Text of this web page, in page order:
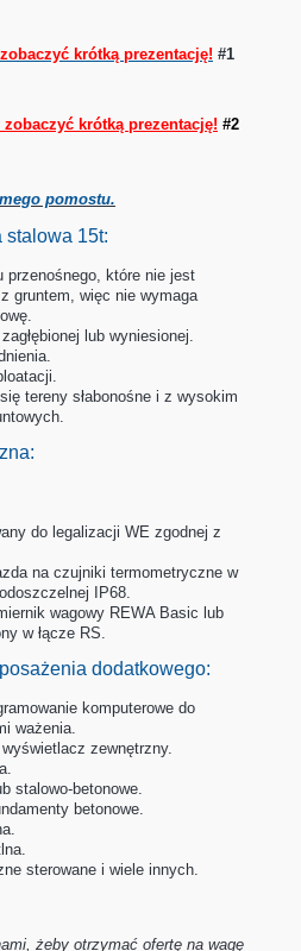
krótką prezentację! #1
krótką prezentację! #2
pomostu.
stalowa 15t:
przenośnego, które nie jest
gruntem, więc nie wymaga
lub wyniesionej.
tereny słabonośne i z wysokim
do legalizacji WE zgodnej z
na czujniki termometryczne w
IP68.
wagowy REWA Basic lub
w łącze RS.
dodatkowego:
komputerowe do
ważenia.
zewnętrzny.
stalowo-betonowe.
betonowe.
sterowane i wiele innych.
żeby otrzymać ofertę na wagę